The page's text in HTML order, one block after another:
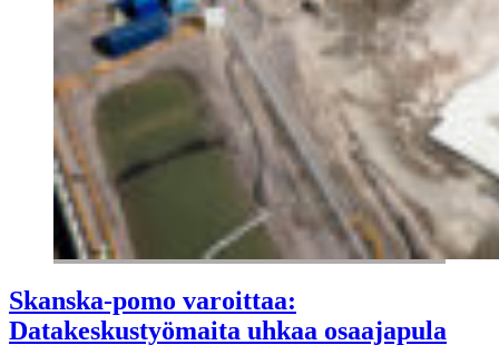
Skanska-pomo varoittaa:
Datakeskustyömaita uhkaa osaajapula